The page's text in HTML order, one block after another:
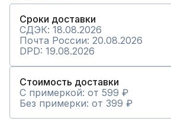
Сроки доставки
СДЭК: 18.08.2026
Почта России: 20.08.2026
DPD: 19.08.2026
Стоимость доставки
С примеркой: от 599 ₽
Без примерки: от 399 ₽